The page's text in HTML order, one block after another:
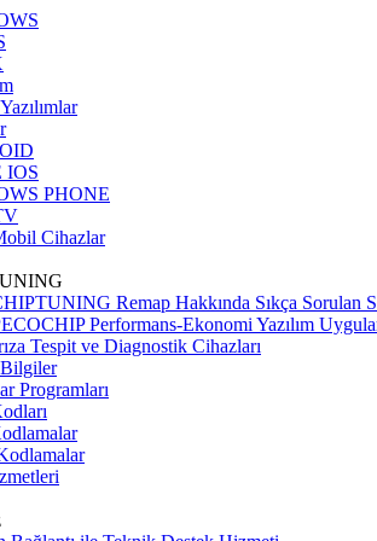
IOS
PHONE
Cihazlar
Remap Hakkında Sıkça Sorulan
Performans-Ekonomi Yazılım
Tespit ve Diagnostik Cihazları
Programları